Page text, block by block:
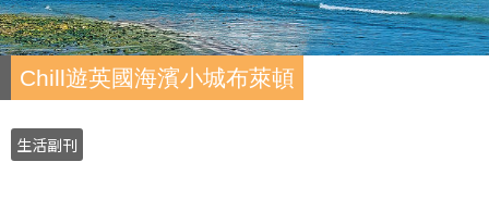
Chill遊英國海濱小城布萊頓
生活副刊